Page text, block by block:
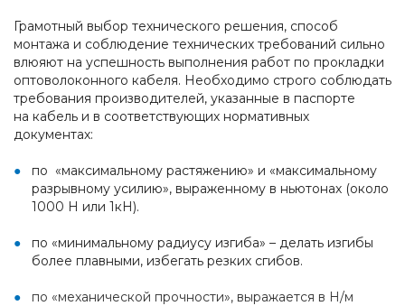
Грамотный выбор технического решения, способ
монтажа и соблюдение технических требований сильно
влюяют на успешность выполнения работ по прокладки
оптоволоконного кабеля. Необходимо строго соблюдать
требования производителей, указанные в паспорте
на кабель и в соответствующих нормативных
документах:
по «максимальному растяжению» и «максимальному
разрывному усилию», выраженному в ньютонах (около
1000 Н или 1кН).
по «минимальному радиусу изгиба» – делать изгибы
более плавными, избегать резких сгибов.
по «механической прочности», выражается в Н/м